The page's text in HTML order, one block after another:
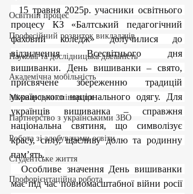
Освітній процес
Професійний розвиток викладачів
Наукова та дослідницька діяльність
Академічна мобільність
Міжнародна співпраця
Партнерство з українськими ЗВО
Робота зі здобувачами освіти
Студентське життя
Профорієнтаційна робота
  15 травня 2025р. учасники освітнього
процесу КЗ «Балтський педагогічний
фаховий коледж» долучилися до
відзначення Всесвітнього дня
вишиванки. День вишиванки – свято,
присвячене збереженню традицій
українського національного одягу. Для
українців вишиванка – справжня
національна святиня, що символізує
красу, силу, щасливу долю та родинну
пам’ять.
  Особливе значення День вишиванки
має під час повномасштабної війни росії